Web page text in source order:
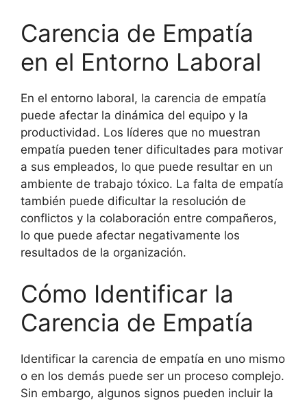
Carencia de Empatía
en el Entorno Laboral
En el entorno laboral, la carencia de empatía
puede afectar la dinámica del equipo y la
productividad. Los líderes que no muestran
empatía pueden tener dificultades para motivar
a sus empleados, lo que puede resultar en un
ambiente de trabajo tóxico. La falta de empatía
también puede dificultar la resolución de
conflictos y la colaboración entre compañeros,
lo que puede afectar negativamente los
resultados de la organización.
Cómo Identificar la
Carencia de Empatía
Identificar la carencia de empatía en uno mismo
o en los demás puede ser un proceso complejo.
Sin embargo, algunos signos pueden incluir la